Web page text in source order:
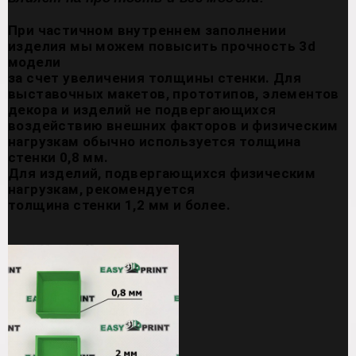
При частичном внутреннем заполнении
изделия мы можем повысить прочность 3d
модели
за счет увеличения толщины стенки. Для
выставочных макетов, прототипов, элементов
декора и изделий не подвергающихся
воздействию внешних факторов и физическим
нагрузкам обычно используется толщина
стенки 0,8 мм.
Для изделий, подвергающихся физическим
нагрузкам, рекомендуется
толщина стенки 1,2 мм и более.